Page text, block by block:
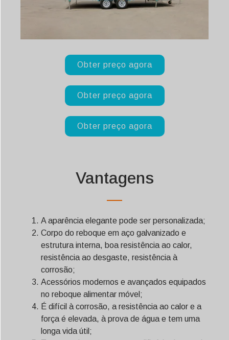
Obter preço agora
Obter preço agora
Obter preço agora
Vantagens
A aparência elegante pode ser personalizada;
Corpo do reboque em aço galvanizado e
estrutura interna, boa resistência ao calor,
resistência ao desgaste, resistência à
corrosão;
Acessórios modernos e avançados equipados
no reboque alimentar móvel;
É difícil à corrosão, a resistência ao calor e a
força é elevada, à prova de água e tem uma
longa vida útil;